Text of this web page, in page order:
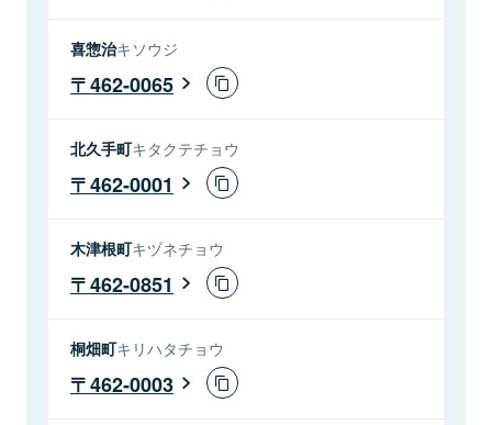
喜惣治キソウジ
462-0065
北久手町キタクテチョウ
462-0001
木津根町キヅネチョウ
462-0851
桐畑町キリハタチョウ
462-0003